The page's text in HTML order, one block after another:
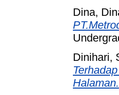
Dina,
Dinihari,
Halaman.